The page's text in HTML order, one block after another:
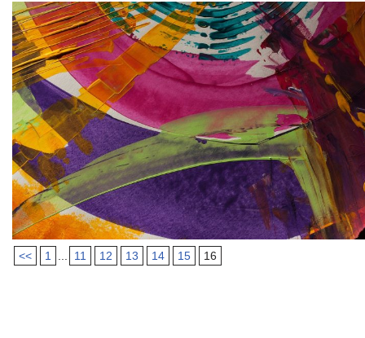
<< 1 11 12 13 14 15 16